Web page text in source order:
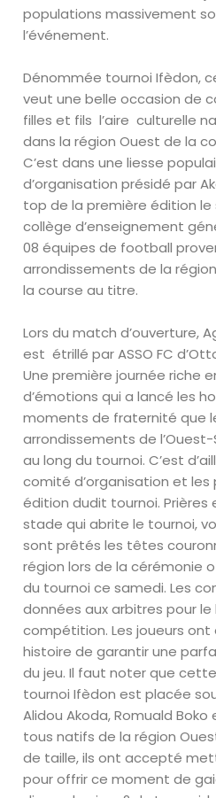
populations massivement
l’événement.
Dénommée tournoi Ifèdon,
veut une belle occasion de
filles et fils l’aire culturelle
dans la région Ouest de la
C’est dans une liesse
d’organisation présidé par
top de la première édition le
collège d’enseignement
08 équipes de football
arrondissements de la
la course au titre.
Lors du match d’ouverture,
est étrillé par ASSO FC
Une première journée riche
d’émotions qui a lancé les
moments de fraternité que
arrondissements de
au long du tournoi. C’est
comité d’organisation et les
édition dudit tournoi.
stade qui abrite le tournoi,
sont prêtés les têtes
région lors de la cérémonie
du tournoi ce samedi. Les
données aux arbitres pour
compétition. Les joueurs
histoire de garantir une
du jeu. Il faut noter que
tournoi Ifèdon est placée
Alidou Akoda, Romuald
tous natifs de la région
de taille, ils ont accepté
pour offrir ce moment de